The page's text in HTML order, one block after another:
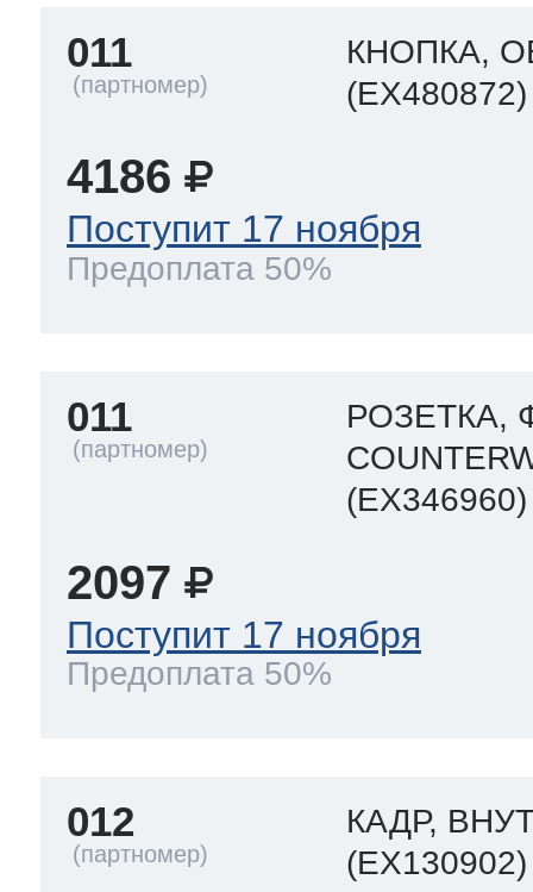
011
КНОПКА,
(EX480872)
4186
Поступит 17 ноября
Предоплата 50%
011
РОЗЕТКА,
(EX346960)
2097
Поступит 17 ноября
Предоплата 50%
012
КАДР,
(EX130902)